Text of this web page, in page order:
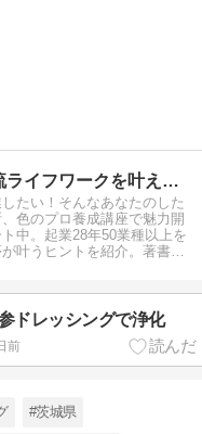
資格やスキルで自分流ライフワークを叶えるヒント！
たい！そんなあなたのした
色のプロ養成講座で魅力開
中。起業28年50業種以上を
叶うヒントを紹介。著書
ドレッシングで浄化
前
#茨城県